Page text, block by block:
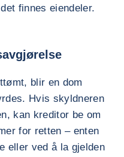
finnes eiendeler.
blir en dom
Hvis skyldneren
kan kreditor be om
for retten – enten
eller ved å la gjelden